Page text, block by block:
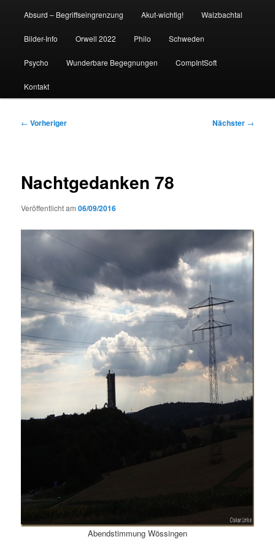
Absurd – Begriffseingrenzung Akut-wichtig! Walzbachtal
Bilder-Info Orwell 2022 Philo Schweden
Psycho Wunderbare Begegnungen CompIntSoft
Kontakt
Beitragsnavigation
← Vorheriger Nächster →
Nachtgedanken 78
Veröffentlicht am06/09/2016
Abendstimmung Wössingen